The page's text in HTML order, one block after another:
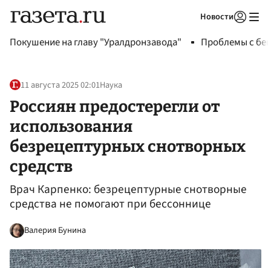
Новости
Покушение на главу "Уралдронзавода" Проблемы с
11 августа 2025 02:01Наука
Россиян предостерегли от
использования
безрецептурных снотворных
средств
Врач Карпенко: безрецептурные снотворные
средства не помогают при бессоннице
Валерия Бунина